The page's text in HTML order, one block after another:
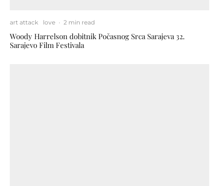
art attack love · 2 min read
Woody Harrelson dobitnik Počasnog Srca Sarajeva 32.
Sarajevo Film Festivala